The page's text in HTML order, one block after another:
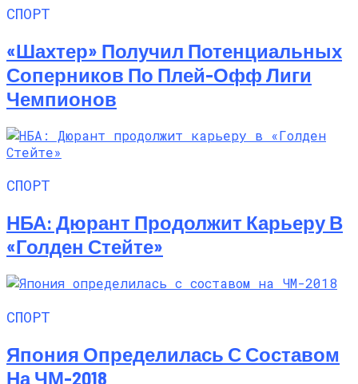
СПОРТ
«Шахтер» Получил Потенциальных
Соперников По Плей-Офф Лиги
Чемпионов
СПОРТ
НБА: Дюрант Продолжит Карьеру В
«Голден Стейте»
СПОРТ
Япония Определилась С Составом
На ЧМ-2018